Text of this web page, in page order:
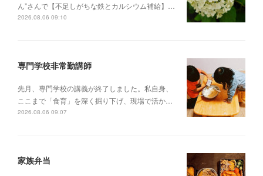
ん”さんで【不足しがちな鉄とカルシウム補給】…
2026.08.06 09:10
専門学校非常勤講師
先月、専門学校の講義が終了しました。私自身、
ここまで「食育」を深く掘り下げ、現場で活か…
2026.08.06 09:07
家族弁当